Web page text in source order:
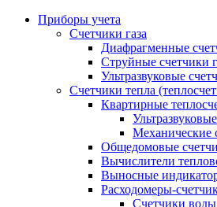
Приборы учета
Счетчики газа
Диафрагменные
Струйные счетчики
Ультразвуковые
Счетчики тепла
Квартирные
Механические
Общедомовые
Вычислители
Выносные
Расходомеры-
Счетчики